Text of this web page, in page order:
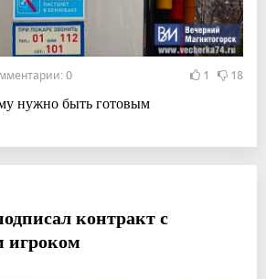
0 1 18
нужно быть готовым
контракт с
игроком